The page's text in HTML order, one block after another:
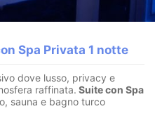
Spa Privata 1 notte
dove lusso, privacy e
raffinata. Suite con Spa
sauna e bagno turco